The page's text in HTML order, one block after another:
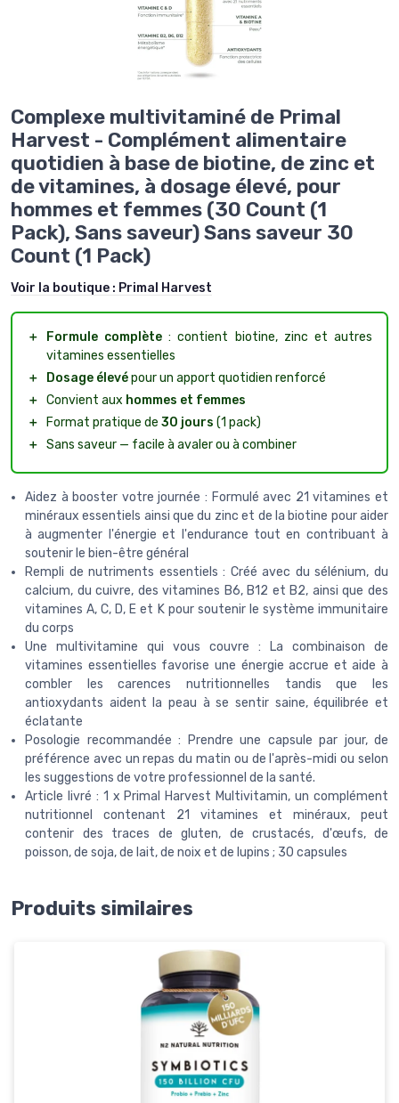
Complexe multivitaminé de Primal
Harvest - Complément alimentaire
quotidien à base de biotine, de zinc et
de vitamines, à dosage élevé, pour
hommes et femmes (30 Count (1
Pack), Sans saveur) Sans saveur 30
Count (1 Pack)
Voir la boutique : Primal Harvest
＋ Formule complète : contient biotine, zinc et autres
vitamines essentielles
＋
Dosage élevépour un apport quotidien renforcé
＋ Convient aux hommes et femmes
＋
Format pratique de 30 jours (1 pack)
＋ Sans saveur — facile à avaler ou à combiner
Aidez à booster votre journée : Formulé avec 21 vitamines et
minéraux essentiels ainsi que du zinc et de la biotine pour aider
à augmenter l'énergie et l'endurance tout en contribuant à
soutenir le bien-être général
Rempli de nutriments essentiels : Créé avec du sélénium, du
calcium, du cuivre, des vitamines B6, B12 et B2, ainsi que des
vitamines A, C, D, E et K pour soutenir le système immunitaire
du corps
Une multivitamine qui vous couvre : La combinaison de
vitamines essentielles favorise une énergie accrue et aide à
combler les carences nutritionnelles tandis que les
antioxydants aident la peau à se sentir saine, équilibrée et
éclatante
Posologie recommandée : Prendre une capsule par jour, de
préférence avec un repas du matin ou de l'après-midi ou selon
les suggestions de votre professionnel de la santé.
Article livré : 1 x Primal Harvest Multivitamin, un complément
nutritionnel contenant 21 vitamines et minéraux, peut
contenir des traces de gluten, de crustacés, d'œufs, de
poisson, de soja, de lait, de noix et de lupins ; 30 capsules
Produits similaires